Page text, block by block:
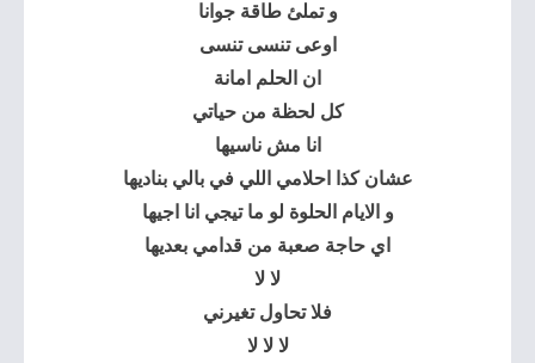
و تملئ طاقة جوانا
اوعى تنسى تنسى
ان الحلم امانة
كل لحظة من حياتي
انا مش ناسيها
عشان كذا احلامي اللي في بالي بناديها
و الايام الحلوة لو ما تيجي انا اجيها
اي حاجة صعبة من قدامي بعديها
لا لا
فلا تحاول تغيرني
لا لا لا